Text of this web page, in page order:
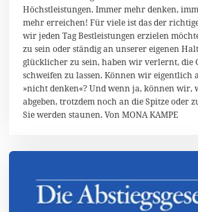
e
p
e
m
b
r
2
0
Höchstleistungen. Immer mehr denken,
mehr erreichen! Für viele ist das der
wir jeden Tag Bestleistungen erzielen
zu sein oder ständig an unserer eigenen
glücklicher zu sein, haben wir verlernt, die
schweifen zu lassen. Können wir eigentlich
»nicht denken«? Und wenn ja, können
abgeben, trotzdem noch an die Spitze oder
Sie werden staunen. Von MONA KAMPE